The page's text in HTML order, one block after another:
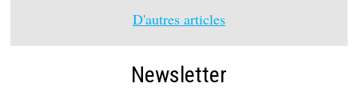
D'autres articles
Newsletter